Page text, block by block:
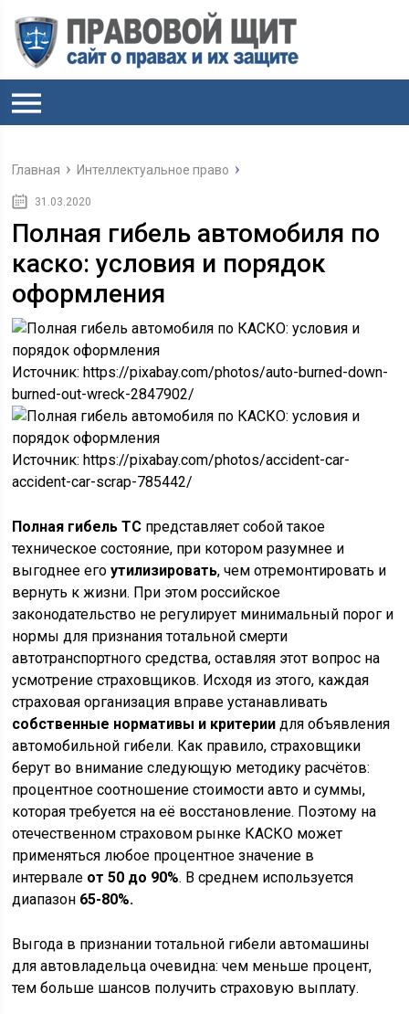
Главная Интеллектуальное право
31.03.2020
Полная гибель автомобиля по
каско: условия и порядок
оформления
Источник: https://pixabay.com/photos/auto-burned-down-
burned-out-wreck-2847902/
Источник: https://pixabay.com/photos/accident-car-
accident-car-scrap-785442/
Полная гибель ТС представляет собой такое
техническое состояние, при котором разумнее и
выгоднее егоутилизировать, чем отремонтировать и
вернуть к жизни. При этом российское
законодательство не регулирует минимальный порог и
нормы для признания тотальной смерти
автотранспортного средства, оставляя этот вопрос на
усмотрение страховщиков. Исходя из этого, каждая
страховая организация вправе устанавливать
собственные нормативы и критерии для объявления
автомобильной гибели. Как правило, страховщики
берут во внимание следующую методику расчётов:
процентное соотношение стоимости авто и суммы,
которая требуется на её восстановление. Поэтому на
отечественном страховом рынке КАСКО может
применяться любое процентное значение в
интервале от 50 до 90%. В среднем используется
диапазон 65-80%.
Выгода в признании тотальной гибели автомашины
для автовладельца очевидна: чем меньше процент,
тем больше шансов получить страховую выплату.